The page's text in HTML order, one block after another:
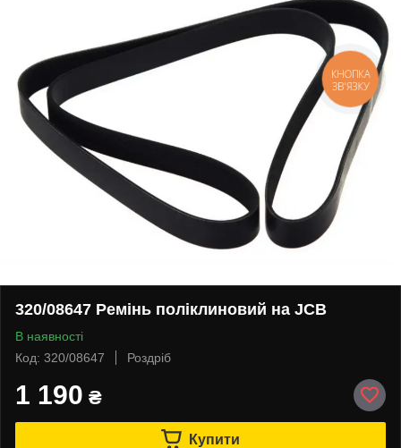
320/08647 Ремінь поліклиновий на JCB
В наявності
Код: 320/08647
Роздріб
1 190 ₴
Купити
КНОПКА
ЗВ'ЯЗКУ